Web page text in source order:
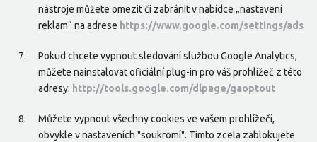
nástroje můžete omezit či zabránit v nabídce „nastavení
reklam“ na adrese https://www.google.com/settings/ads
Pokud chcete vypnout sledování službou Google Analytics,
můžete nainstalovat oficiální plug-in pro váš prohlížeč z této
adresy: http://tools.google.com/dlpage/gaoptout
Můžete vypnout všechny cookies ve vašem prohlížeči,
obvykle v nastaveních "soukromí". Tímto zcela zablokujete